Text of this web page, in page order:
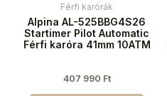
Férfi karórák
Alpina AL-525BBG4S26
Startimer Pilot Automatic
Férfi karóra 41mm 10ATM
407 990 Ft